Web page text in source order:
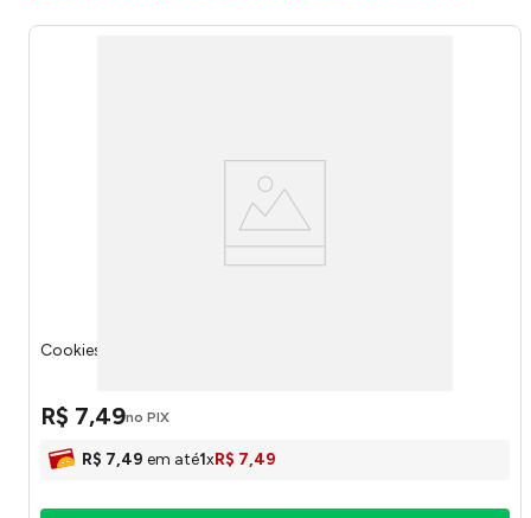
Cookies Choco Original 96g 17033/30291 - Bauducco
R$ 7,49no PIX
R$ 7,49 em até1xR$ 7,49